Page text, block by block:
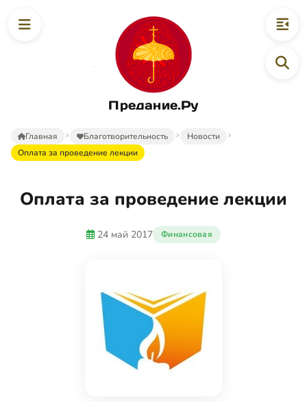
Предание.Ру
Главная Благотворительность
Новости
Оплата за проведение лекции
Оплата за проведение лекции
24 май 2017 Финансовая